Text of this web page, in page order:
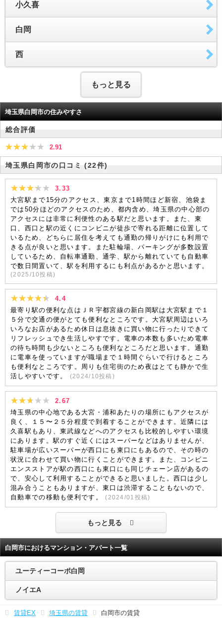
小久喜
白岡
西
もっと見る
埼玉県白岡市の住みやすさ
総合評価
2.91
埼玉県白岡市の口コミ (22件)
3.33
大宮駅まで15分のアクセス、東京まで1時間ほど新宿、池袋ま
では50分ほどのアクセスのため、都内含め、埼玉県の中心部の
アクセスには非常に利便性のある駅だと思います。また、東
口、西口と駅の近くにコンビニが徒歩で寄れる距離に位置して
いるため、どちらに居住を考えても通勤の帰りがけにも利用で
きる点が良いと思います。また駐輪場、パーキングが多数設置
しているため、自転車通勤、通学、駅から離れていても自動車
で数日間置いて、駅を利用するにも利点があるかと思います。
(2025/10投稿)
4.4
最寄り駅の便利な点はＪＲ宇都宮線の新白岡駅は大宮駅まで１
５分で交通の便がとても便利なところです。大宮駅周辺はいろ
いろなお店があるため休日は息抜きに買い物に行ったりできて
リフレッシュでき生活しやすです。電車の本数も多いため電車
の待ち時間も少ないところも便利なところだと思います。通勤
に電車を使っていますが職場まで１時間ぐらいで行けるところ
も便利なところです。周りも住宅街のため夜はとても静かで生
活しやすいです。
(2024/10投稿)
2.67
埼玉県の中心地である大宮・浦和あたりの場所にもアクセスが
良く、１５〜２５分程度で到着することができます。近隣には
久喜駅もあり、東武線などへのアクセスも比較的しやすい環境
にあります。駅のすぐ近くにはスーパーなどはありませんが、
駐車場が広いスーパーが西口にも東口にもあるので、その時の
状況に合わせて買い物に行くことができます。また、コンビニ
エンスストアが駅の西口にも東口にも同じチェーン店があるの
で、安心して利用することができると思いました。西口は少し
混み合うこともありますが、東口は渋滞することもないので、
自動車での移動も便利です。
(2024/01 投稿)
もっと見る
白岡市におけるマンション・アパート一覧
ユーティーコーポ白岡
ノイエA
賃貸EX 埼玉県の賃貸 白岡市の賃貸